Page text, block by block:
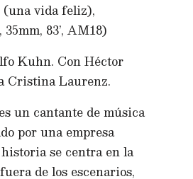
(una vida feliz),
83’, AM18)
Kuhn. Con Héctor
Cristina Laurenz.
un cantante de música
por una empresa
se centra en la
de los escenarios,